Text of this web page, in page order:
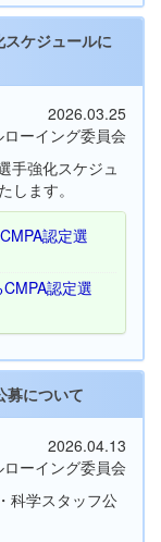
ケジュールに
2026.03.25
ローイング委員会
手強化スケジュ
します。
認定選
認定選
募について
2026.04.13
ローイング委員会
科学スタッフ公